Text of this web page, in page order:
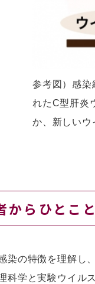
参考図）感染
れたC型肝炎
か、新しいウ
からひとこと
染の特徴を理解し
科学と実験ウイル